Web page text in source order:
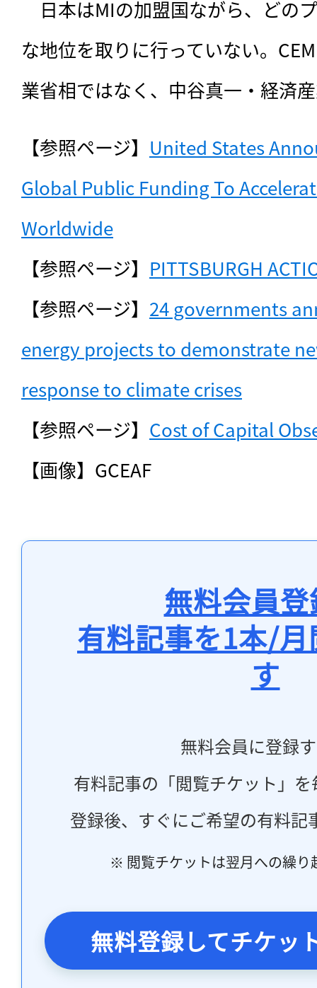
日本はMIの加盟国ながら、どの
な地位を取りに行っていない。
業省相ではなく、中谷真一・経済
【参照ページ】 United States
Global Public Funding To
Worldwide
【参照ページ】 PITTSBURGH
【参照ページ】 24 governments
energy projects to demonstrate
response to climate crises
【参照ページ】 Cost of Capital
【画像】GCEAF
無料会員
有料記事を1本/
す
無料会員に登録
有料記事の「閲覧チケット」
登録後、すぐにご希望の有料記
※ 閲覧チケットは翌月への繰り
無料登録してチケッ
記事をお気に入りに
ログイン